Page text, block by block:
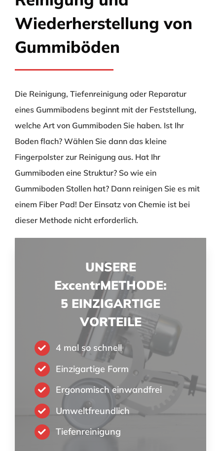
Wiederherstellung von
Gummiböden
Die Reinigung, Tiefenreinigung oder Reparatur
eines Gummibodens beginnt mit der Feststellung,
welche Art von Gummiboden Sie haben. Ist Ihr
Boden flach? Wählen Sie dann das kleine
Fingerpolster zur Reinigung aus. Hat Ihr
Gummiboden eine Struktur? So wie ein
Gummiboden Stollen hat? Dann reinigen Sie es mit
einem Fiber Pad! Der Einsatz von Chemie ist bei
dieser Methode nicht erforderlich.
UNSERE
ExcentrMETHODE:
5 EINZIGARTIGE
VORTEILE
4 mal so schnell
Einzigartige Form
Ergonomisch einwandfrei
Umweltfreundlich
Tiefenreinigung